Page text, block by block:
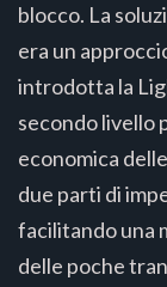
blocco. La
era un
introdotta la
secondo livello
economica
due parti di
facilitando una
delle poche